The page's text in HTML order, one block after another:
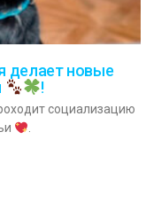
делает новые
!
социализацию